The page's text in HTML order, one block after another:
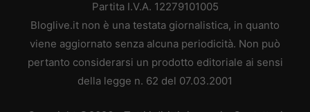
Partita I.V.A. 12279101005
Bloglive.it non è una testata giornalistica, in quanto
viene aggiornato senza alcuna periodicità. Non può
pertanto considerarsi un prodotto editoriale ai sensi
della legge n. 62 del 07.03.2001